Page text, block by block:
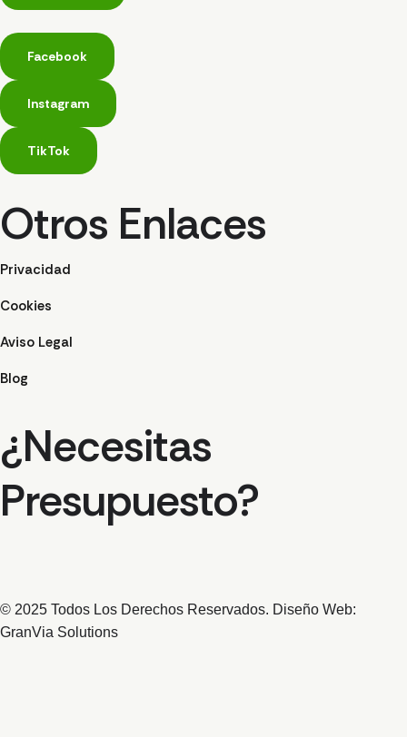
Facebook
Instagram
TikTok
Otros Enlaces
Privacidad
Cookies
Aviso Legal
Blog
¿Necesitas
Presupuesto?
© 2025 Todos Los Derechos Reservados. Diseño Web:
GranVia Solutions